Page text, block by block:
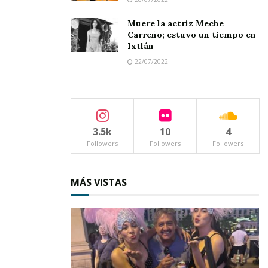
Muere la actriz Meche
Carreño; estuvo un tiempo en
Ixtlán
22/07/2022
3.5k
Followers
10
Followers
4
Followers
MÁS VISTAS